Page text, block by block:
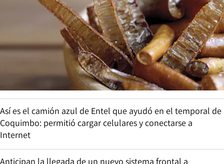
Así es el camión azul de Entel que ayudó en el temporal de
Coquimbo: permitió cargar celulares y conectarse a
Internet
Anticipan la llegada de un nuevo sistema frontal a